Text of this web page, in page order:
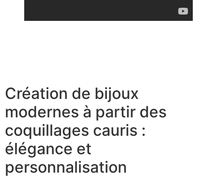
Création de bijoux
modernes à partir des
coquillages cauris :
élégance et
personnalisation